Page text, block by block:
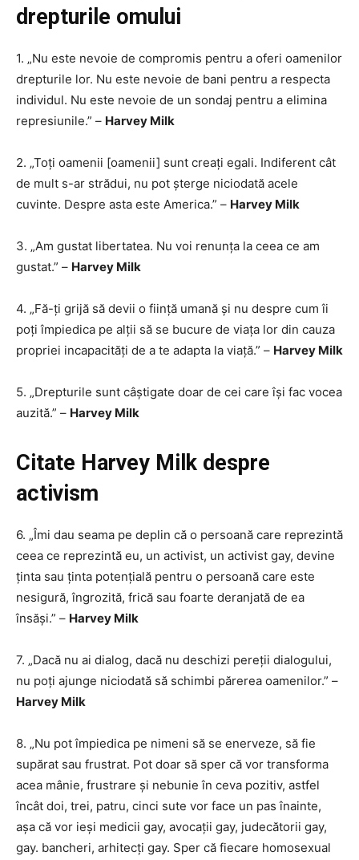
drepturile omului
1. „Nu este nevoie de compromis pentru a oferi oamenilor
drepturile lor. Nu este nevoie de bani pentru a respecta
individul. Nu este nevoie de un sondaj pentru a elimina
represiunile.” – Harvey Milk
2. „Toți oamenii [oamenii] sunt creați egali. Indiferent cât
de mult s-ar strădui, nu pot șterge niciodată acele
cuvinte. Despre asta este America.” – Harvey Milk
3. „Am gustat libertatea. Nu voi renunța la ceea ce am
gustat.” – Harvey Milk
4. „Fă-ți grijă să devii o ființă umană și nu despre cum îi
poți împiedica pe alții să se bucure de viața lor din cauza
propriei incapacități de a te adapta la viață.” – Harvey Milk
5. „Drepturile sunt câștigate doar de cei care își fac vocea
auzită.” – Harvey Milk
Citate Harvey Milk despre
activism
6. „Îmi dau seama pe deplin că o persoană care reprezintă
ceea ce reprezintă eu, un activist, un activist gay, devine
ținta sau ținta potențială pentru o persoană care este
nesigură, îngrozită, frică sau foarte deranjată de ea
însăși.” – Harvey Milk
7. „Dacă nu ai dialog, dacă nu deschizi pereții dialogului,
nu poți ajunge niciodată să schimbi părerea oamenilor.” –
Harvey Milk
8. „Nu pot împiedica pe nimeni să se enerveze, să fie
supărat sau frustrat. Pot doar să sper că vor transforma
acea mânie, frustrare și nebunie în ceva pozitiv, astfel
încât doi, trei, patru, cinci sute vor face un pas înainte,
așa că vor ieși medicii gay, avocații gay, judecătorii gay,
gay. bancheri, arhitecți gay. Sper că fiecare homosexual